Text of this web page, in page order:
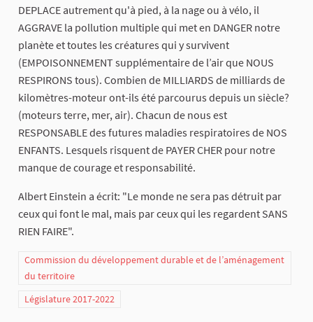
DEPLACE autrement qu'à pied, à la nage ou à vélo, il
AGGRAVE la pollution multiple qui met en DANGER notre
planète et toutes les créatures qui y survivent
(EMPOISONNEMENT supplémentaire de l’air que NOUS
RESPIRONS tous). Combien de MILLIARDS de milliards de
kilomètres-moteur ont-ils été parcourus depuis un siècle?
(moteurs terre, mer, air). Chacun de nous est
RESPONSABLE des futures maladies respiratoires de NOS
ENFANTS. Lesquels risquent de PAYER CHER pour notre
manque de courage et responsabilité.
Albert Einstein a écrit: "Le monde ne sera pas détruit par
ceux qui font le mal, mais par ceux qui les regardent SANS
RIEN FAIRE".
Commission du développement durable et de l’aménagement
du territoire
Législature 2017-2022